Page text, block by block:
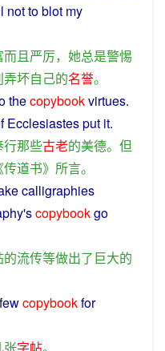
notto blot my
而且严厉， 她总是警惕
弄坏自己的名誉。
thecopybookvirtues.
Ecclesiastes put it.
行那些古老的美德。 但
传道书》 所言。
calligraphies
'scopybookgo
的流传等做出了巨大的
fewcopybookfor